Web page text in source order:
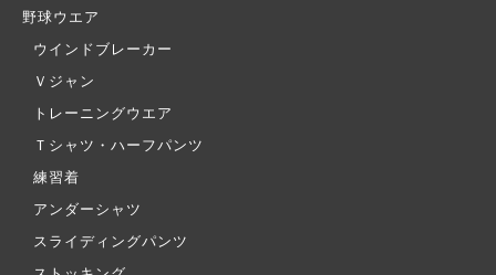
野球ウエア
ウインドブレーカー
Ｖジャン
トレーニングウエア
Ｔシャツ・ハーフパンツ
練習着
アンダーシャツ
スライディングパンツ